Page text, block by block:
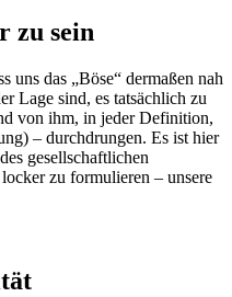
zu sein
uns das „Böse“ dermaßen nah
Lage sind, es tatsächlich zu
von ihm, in jeder Definition,
– durchdrungen. Es ist hier
gesellschaftlichen
zu formulieren – unsere